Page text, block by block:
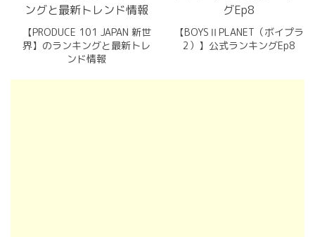
【PRODUCE 101 JAPAN 新世
界】のランキングと最新トレ
ンド情報
【BOYSⅡPLANET（ボイプラ
2）】公式ランキングEp8